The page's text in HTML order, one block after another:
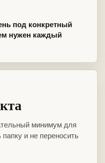
под конкретный
нужен каждый
минимум для
и не переносить